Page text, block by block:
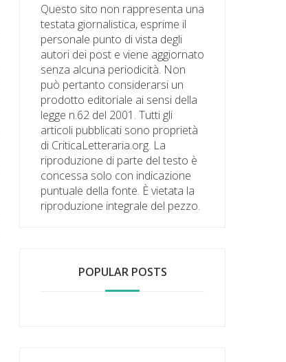
Questo sito non rappresenta una
testata giornalistica, esprime il
personale punto di vista degli
autori dei post e viene aggiornato
senza alcuna periodicità. Non
può pertanto considerarsi un
prodotto editoriale ai sensi della
legge n.62 del 2001. Tutti gli
articoli pubblicati sono proprietà
di CriticaLetteraria.org. La
riproduzione di parte del testo è
concessa solo con indicazione
puntuale della fonte. È vietata la
riproduzione integrale del pezzo.
POPULAR POSTS